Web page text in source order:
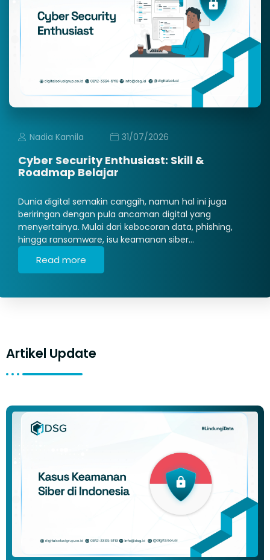
Nadia Kamila 31/07/2026
Cyber Security Enthusiast: Skill &
Roadmap Belajar
Dunia digital semakin canggih, namun hal ini juga
beriringan dengan pula ancaman digital yang
menyertainya. Mulai dari kebocoran data, phishing,
hingga ransomware, isu keamanan siber…
Read more
Artikel Update